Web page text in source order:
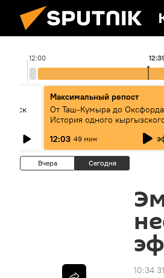
12:00
Максимальный репост
От Таш-Кумыра до
История одного
12:03 49 мин
Вчера Сегодня
10:34